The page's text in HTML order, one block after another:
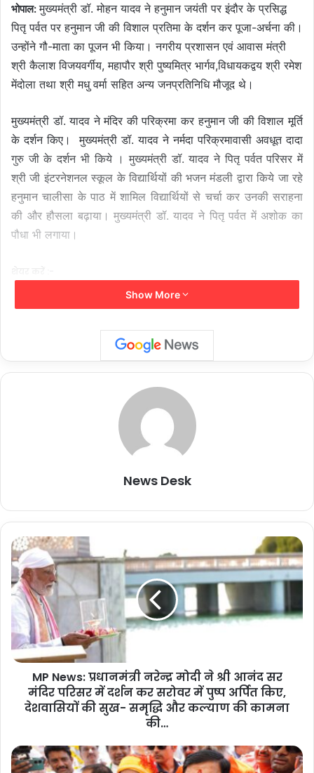
भोपाल:मुख्यमंत्री डॉ. मोहन यादव ने हनुमान जयंती पर इंदौर के प्रसिद्ध
पितृ पर्वत पर हनुमान जी की विशाल प्रतिमा के दर्शन कर पूजा-अर्चना की।
उन्होंने गौ-माता का पूजन भी किया। नगरीय प्रशासन एवं आवास मंत्री
श्री कैलाश विजयवर्गीय, महापौर श्री पुष्यमित्र भार्गव,विधायकद्वय श्री रमेश
मेंदोला तथा श्री मधु वर्मा सहित अन्य जनप्रतिनिधि मौजूद थे।
मुख्यमंत्री डॉ. यादव ने मंदिर की परिक्रमा कर हनुमान जी की विशाल मूर्ति
के दर्शन किए। मुख्यमंत्री डॉ. यादव ने नर्मदा परिक्रमावासी अवधूत दादा
गुरु जी के दर्शन भी किये । मुख्यमंत्री डॉ. यादव ने पितृ पर्वत परिसर में
श्री जी इंटरनेशनल स्कूल के विद्यार्थियों की भजन मंडली द्वारा किये जा रहे
हनुमान चालीसा के पाठ में शामिल विद्यार्थियों से चर्चा कर उनकी सराहना
की और हौसला बढ़ाया। मुख्यमंत्री डॉ. यादव ने पितृ पर्वत में अशोक का
पौधा भी लगाया।
More
MP News: मुख्यमंत्री यादव ने पहलगाम में हुए
आतंकी हमले में मृत स्व. सुशील नथानियल की पार्थिव देह पर पुष्प
Show More
News Desk
M
P
N
e
w
s
:
प्र
धा
न्द्र
मो
MP News: प्रधानमंत्री नरेन्द्र मोदी ने श्री आनंद सर
मंदिर परिसर में दर्शन कर सरोवर में पुष्प अर्पित किए,
देशवासियों की सुख- समृद्धि और कल्याण की कामना
की…
M
P